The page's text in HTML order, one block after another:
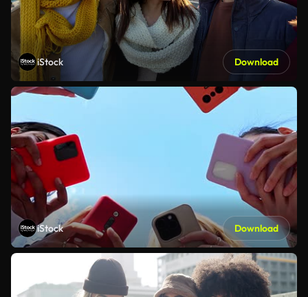
iStock Download
iStock Download